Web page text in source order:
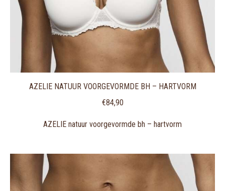
AZELIE NATUUR VOORGEVORMDE BH – HARTVORM
€84,90
AZELIE natuur voorgevormde bh – hartvorm